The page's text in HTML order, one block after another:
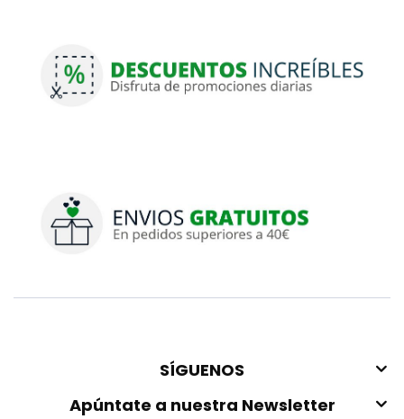
SÍGUENOS
Apúntate a nuestra Newsletter